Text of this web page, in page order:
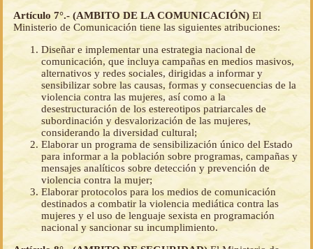
Artículo 7°.- (AMBITO DE LA COMUNICACIÓN) El
Ministerio de Comunicación tiene las siguientes atribuciones:
Diseñar e implementar una estrategia nacional de
comunicación, que incluya campañas en medios masivos,
alternativos y redes sociales, dirigidas a informar y
sensibilizar sobre las causas, formas y consecuencias de la
violencia contra las mujeres, así como a la
desestructuración de los estereotipos patriarcales de
subordinación y desvalorización de las mujeres,
considerando la diversidad cultural;
Elaborar un programa de sensibilización único del Estado
para informar a la población sobre programas, campañas y
mensajes analíticos sobre detección y prevención de
violencia contra la mujer;
Elaborar protocolos para los medios de comunicación
destinados a combatir la violencia mediática contra las
mujeres y el uso de lenguaje sexista en programación
nacional y sancionar su incumplimiento.